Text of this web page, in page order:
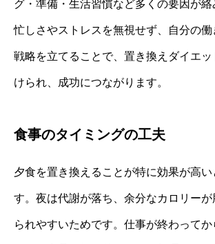
グ・準備・生活習慣など多くの要因が
忙しさやストレスを無視せず、自分の働
戦略を立てることで、置き換えダイエ
けられ、成功につながります。
食事のタイミングの工夫
夕食を置き換えることが特に効果が高い
す。夜は代謝が落ち、余分なカロリーが
られやすいためです。仕事が終わって